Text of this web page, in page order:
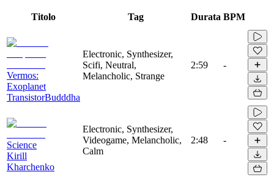
Titolo Tag Durata BPM
Vermos:
Exoplanet
TransistorBudddha
Electronic, Synthesizer,
Scifi, Neutral,
Melancholic, Strange
2:59 -
Science
Kirill
Kharchenko
Electronic, Synthesizer,
Videogame, Melancholic,
Calm
2:48 -